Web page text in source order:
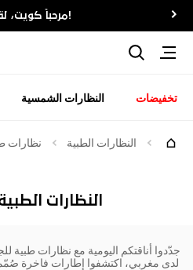
!مرحباً كويت،
تخفيضات النظارات الشمسية
النظارات الطبية نظارات
النظارات
جدّدوا أناقتكم اليومية مع نظارات طبية
لدى مغربي، اكتشفوا إطارات فاخرة